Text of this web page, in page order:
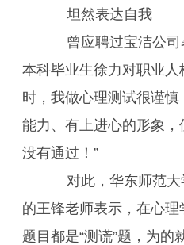
坦然表达自我
曾应聘过宝洁公司
本科毕业生徐力对职业人
时，我做心理测试很谨
能力、有上进心的形象
没有通过！”
对此，华东师范大
的王锋老师表示，在心
题目都是“测谎”题，为的